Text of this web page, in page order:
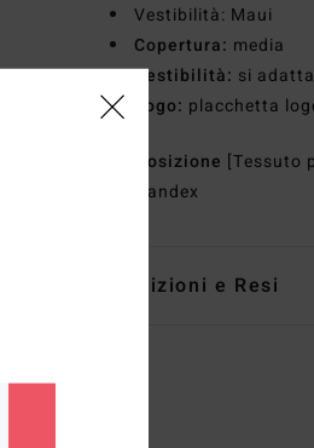
Vestibilità: Maui
Copertura: media
Vestibilità: si
Logo: placchetta
Composizione [Tessuto
4% spandex
Spedizioni e Resi